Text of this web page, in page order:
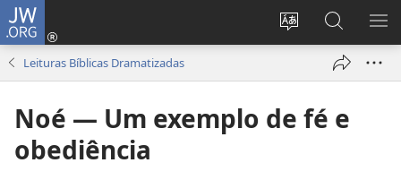
JW.ORG
Mudar
idioma
site
Log
Buscar
no
JW.ORG
Leituras Bíblicas Dramatizadas
Noé — Um exemplo de fé e
obediência